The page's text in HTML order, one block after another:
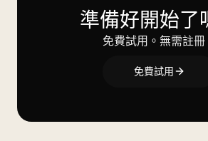
準備好開始了
免費試用。無需註冊
免費試用